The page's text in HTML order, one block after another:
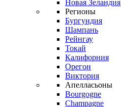
Новая Зеландия
Регионы
Бургундия
Шампань
Рейнгау
Токай
Калифорния
Орегон
Виктория
Апелласьоны
Bourgogne
Champagne